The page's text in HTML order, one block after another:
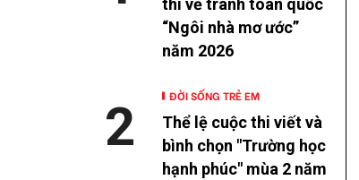
thi vẽ tranh toàn quốc
“Ngôi nhà mơ ước”
năm 2026
ĐỜI SỐNG TRẺ EM
Thể lệ cuộc thi viết và
bình chọn "Trường học
hạnh phúc" mùa 2 năm
2